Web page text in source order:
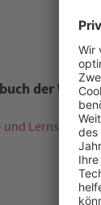
der
Lernsystem